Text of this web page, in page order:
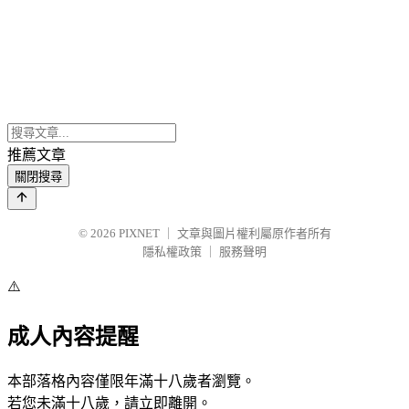
推薦文章
關閉搜尋
© 2026 PIXNET
文章與圖片權利屬原作者所有
隱私權政策
服務聲明
⚠️
成人內容提醒
本部落格內容僅限年滿十八歲者瀏覽。
若您未滿十八歲，請立即離開。